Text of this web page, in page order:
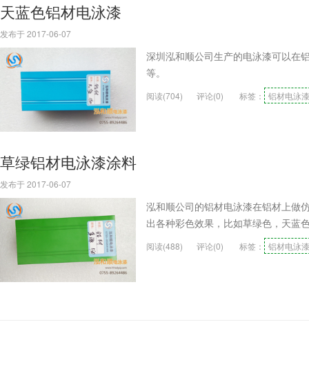
天蓝色铝材电泳漆
发布于 2017-06-07
深圳泓和顺公司生产的电泳漆可以在
等。
阅读(704) 评论(0) 标签： 铝材电泳
草绿铝材电泳漆涂料
发布于 2017-06-07
泓和顺公司的铝材电泳漆在铝材上做
出各种彩色效果，比如草绿色，天蓝
阅读(488) 评论(0) 标签： 铝材电泳